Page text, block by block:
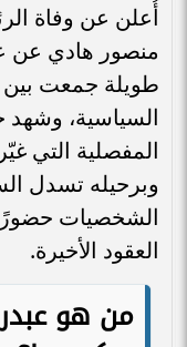
أُعلن عن وفاة
طويلة جمعت بين
السياسية، وشهد
المفصلية التي
وبرحيله تسدل
الشخصيات
العقود الأخيرة.
من هو